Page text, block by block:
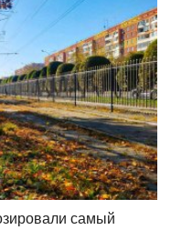
самый